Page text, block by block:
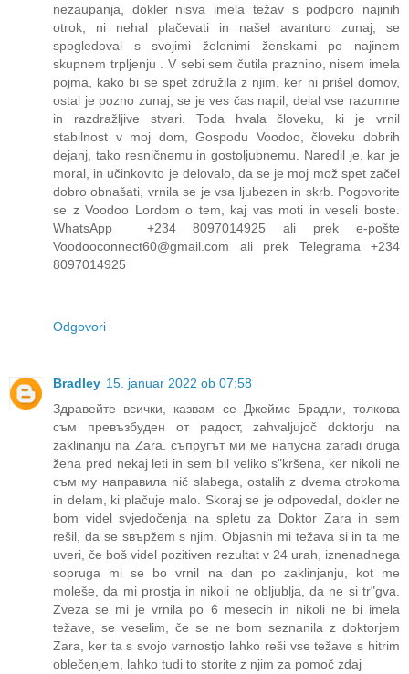
nezaupanja, dokler nisva imela težav s podporo najinih
otrok, ni nehal plačevati in našel avanturo zunaj, se
spogledoval s svojimi želenimi ženskami po najinem
skupnem trpljenju . V sebi sem čutila praznino, nisem imela
pojma, kako bi se spet združila z njim, ker ni prišel domov,
ostal je pozno zunaj, se je ves čas napil, delal vse razumne
in razdražljive stvari. Toda hvala človeku, ki je vrnil
stabilnost v moj dom, Gospodu Voodoo, človeku dobrih
dejanj, tako resničnemu in gostoljubnemu. Naredil je, kar je
moral, in učinkovito je delovalo, da se je moj mož spet začel
dobro obnašati, vrnila se je vsa ljubezen in skrb. Pogovorite
se z Voodoo Lordom o tem, kaj vas moti in veseli boste.
WhatsApp +234 8097014925 ali prek e-pošte
Voodooconnect60@gmail.com ali prek Telegrama +234
8097014925
Odgovori
Bradley 15. januar 2022 ob 07:58
Здравейте всички, казвам се Джеймс Брадли, толкова
съм превъзбуден от радост, zahvaljujoč doktorju na
zaklinanju na Zara. съпругът ми ме напусна zaradi druga
žena pred nekaj leti in sem bil veliko sʺkršena, ker nikoli ne
съм му направила nič slabega, ostalih z dvema otrokoma
in delam, ki plačuje malo. Skoraj se je odpovedal, dokler ne
bom videl svjedočenja na spletu za Doktor Zara in sem
rešil, da se sвърžem s njim. Objasnih mi težava si in ta me
uveri, če boš videl pozitiven rezultat v 24 urah, iznenadnega
sopruga mi se bo vrnil na dan po zaklinjanju, kot me
moleše, da mi prostja in nikoli ne obljublja, da ne si trʺgva.
Zveza se mi je vrnila po 6 mesecih in nikoli ne bi imela
težave, se veselim, če se ne bom seznanila z doktorjem
Zara, ker ta s svojo varnostjo lahko reši vse težave s hitrim
oblečenjem, lahko tudi to storite z njim za pomoč zdaj